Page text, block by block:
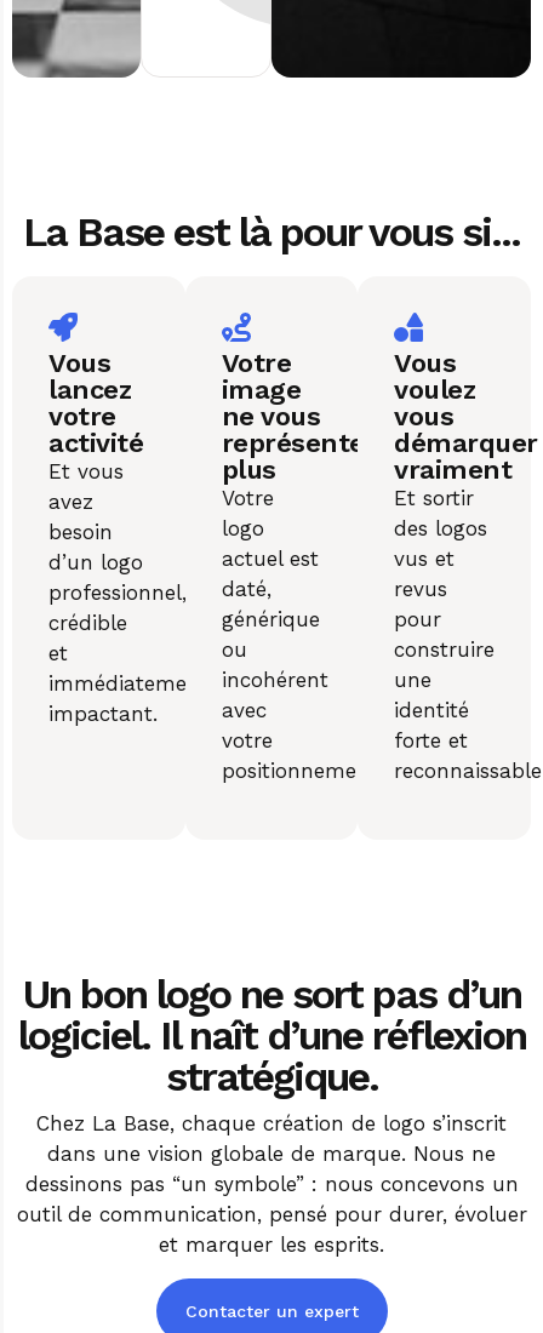
La Base est là pour vous si...
Vous
lancez
votre
activité
Et vous
avez
besoin
d’un logo
professionnel,
crédible
et
immédiatement
impactant.
Votre
image
ne vous
représente
plus
Votre
logo
actuel est
daté,
générique
ou
incohérent
avec
votre
positionnement.
Vous
voulez
vous
démarquer
vraiment
Et sortir
des logos
vus et
revus
pour
construire
une
identité
forte et
Un bon logo ne sort pas d’un
logiciel. Il naît d’une réflexion
stratégique.
Chez La Base, chaque création de logo s’inscrit
dans une vision globale de marque. Nous ne
dessinons pas “un symbole” : nous concevons un
outil de communication, pensé pour durer, évoluer
et marquer les esprits.
Contacter un expert